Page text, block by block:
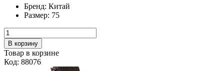
Бренд: Китай
Размер: 75
В корзину
Товар в корзине
Код: 88076